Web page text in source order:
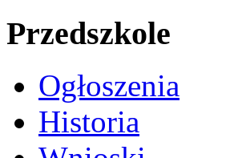
Przedszkole
Ogłoszenia
Historia